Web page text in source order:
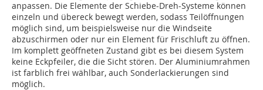
anpassen. Die Elemente der Schiebe-Dreh-Systeme können
einzeln und übereck bewegt werden, sodass Teilöffnungen
möglich sind, um beispielsweise nur die Windseite
abzuschirmen oder nur ein Element für Frischluft zu öffnen.
Im komplett geöffneten Zustand gibt es bei diesem System
keine Eckpfeiler, die die Sicht stören. Der Aluminiumrahmen
ist farblich frei wählbar, auch Sonderlackierungen sind
möglich.